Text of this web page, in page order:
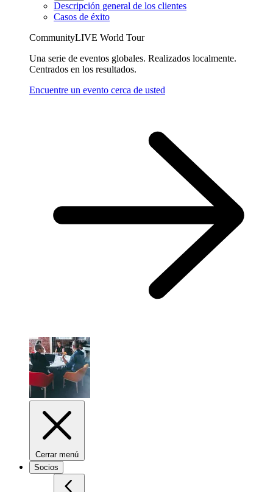
Descripción general de los clientes
Casos de éxito
CommunityLIVE World Tour
Una serie de eventos globales. Realizados localmente.
Centrados en los resultados.
Encuentre un evento cerca de usted
Cerrar menú
Socios